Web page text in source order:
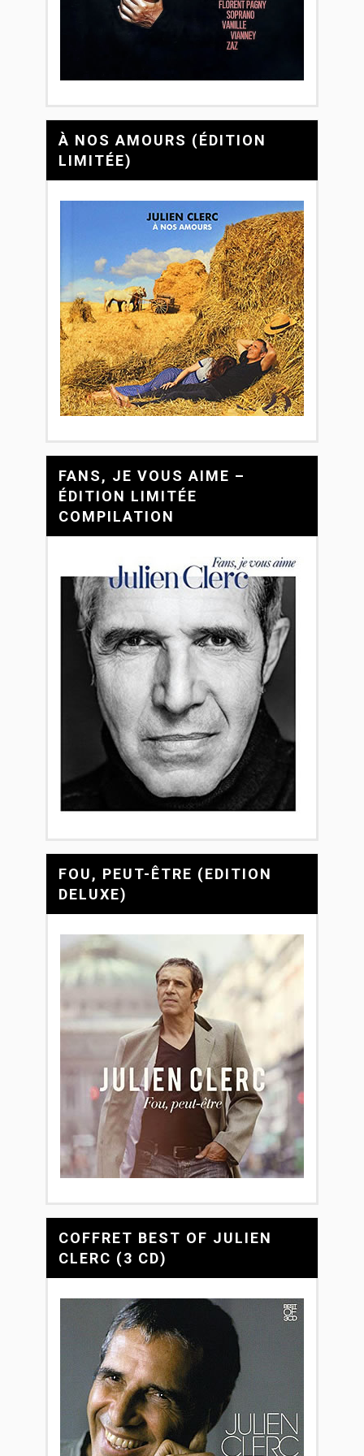
À NOS AMOURS (ÉDITION
LIMITÉE)
FANS, JE VOUS AIME –
ÉDITION LIMITÉE
COMPILATION
FOU, PEUT-ÊTRE (EDITION
DELUXE)
COFFRET BEST OF JULIEN
CLERC (3 CD)